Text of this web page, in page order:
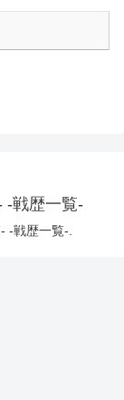
戦歴一覧-
戦歴一覧-.